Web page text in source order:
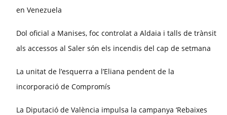
en Venezuela
Dol oficial a Manises, foc controlat a Aldaia i talls de trànsit
als accessos al Saler són els incendis del cap de setmana
La unitat de l’esquerra a l’Eliana pendent de la
incorporació de Compromís
La Diputació de València impulsa la campanya ‘Rebaixes